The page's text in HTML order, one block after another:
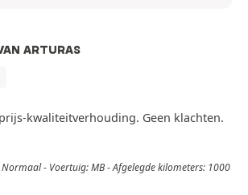
ARTURAS
kwaliteitverhouding. Geen klachten.
Normaal - Voertuig: MB - Afgelegde kilometers: 1000